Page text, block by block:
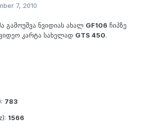
7, 2010
გამოუშვა ნვიდიას ახალ GF106 ჩიპზე
კარტა სახელად GTS 450.
783
1566